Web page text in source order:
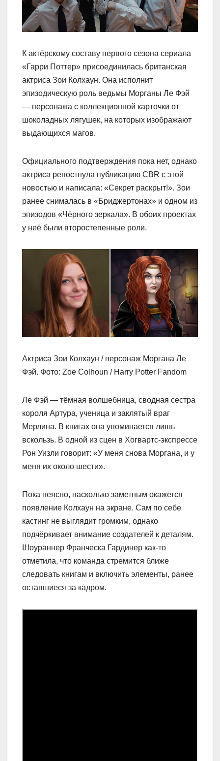
К актёрскому составу первого сезона сериала
«Гарри Поттер» присоединилась британская
актриса Зои Колхаун. Она исполнит
эпизодическую роль ведьмы Морганы Ле Фэй
— персонажа с коллекционной карточки от
шоколадных лягушек, на которых изображают
выдающихся магов.
Официального подтверждения пока нет, однако
актриса репостнула публикацию CBR с этой
новостью и написала: «Секрет раскрыт!». Зои
ранее снималась в «Бриджертонах» и одном из
эпизодов «Чёрного зеркала». В обоих проектах
у неё были второстепенные роли.
Актриса Зои Колхаун / персонаж Моргана Ле
Фэй. Фото: Zoe Colhoun / Harry Potter Fandom
Ле Фэй — тёмная волшебница, сводная сестра
короля Артура, ученица и заклятый враг
Мерлина. В книгах она упоминается лишь
вскользь. В одной из сцен в Хогвартс-экспрессе
Рон Уизли говорит: «У меня снова Моргана, и у
меня их около шести».
Пока неясно, насколько заметным окажется
появление Колхаун на экране. Сам по себе
кастинг не выглядит громким, однако
подчёркивает внимание создателей к деталям.
Шоураннер Франческа Гардинер как-то
отметила, что команда стремится ближе
следовать книгам и включить элементы, ранее
оставшиеся за кадром.